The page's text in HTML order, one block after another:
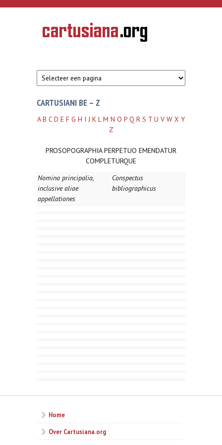
Overslaan en naar de inhoud gaan
CARTUSIANA
Geschiedenis
van de
CARTUSIANI BE – Z
A B C D E F G H I J K L M N O P Q R S T U V W X Y
Z
PROSOPOGRAPHIA PERPETUO EMENDATUR
COMPLETURQUE
Nomina principalia,
inclusive aliae
appellationes
Conspectus
bibliographicus
Home
Over Cartusiana.org